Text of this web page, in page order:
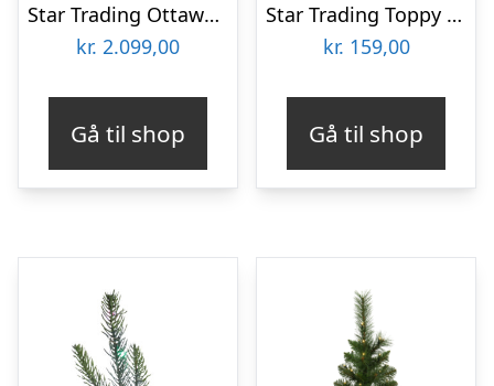
Star Trading Ottawa kunstigt juletræ med lys, sort
kr. 2.099,00
Gå til shop
Star Trading Toppy kunstigt juletræ med lys, 40 cm
kr. 159,00
Gå til shop